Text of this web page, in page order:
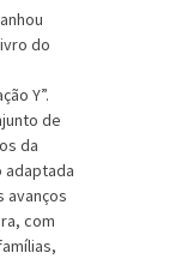
do
Y”.
de
da
adaptada
avanços
com